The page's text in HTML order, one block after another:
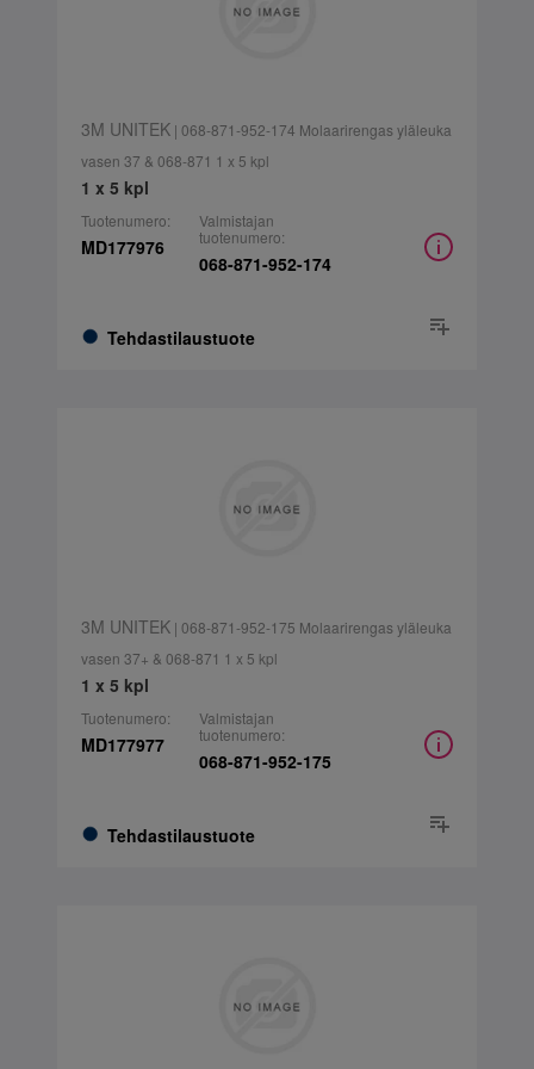
3M UNITEK| 068-871-952-174 Molaarirengas yläleuka
vasen 37 & 068-871 1 x 5 kpl
1 x 5 kpl
Tuotenumero:
MD177976
Tehdastilaustuote
Valmistajan
tuotenumero:
068-871-952-174
3M UNITEK| 068-871-952-175 Molaarirengas yläleuka
vasen 37+ & 068-871 1 x 5 kpl
1 x 5 kpl
Tuotenumero:
MD177977
Tehdastilaustuote
Valmistajan
tuotenumero:
068-871-952-175